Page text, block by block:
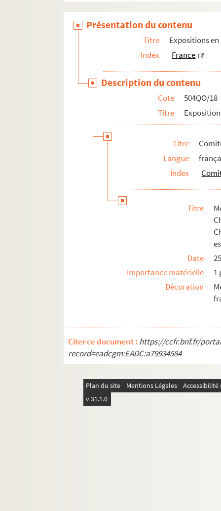
Présentation du contenu
Titre
Expositions
Index
France
Description du contenu
Cote
504QO/18
Titre
Titre
Langue
Index
Titre
Date
Importance matérielle
1
Décoration
Citer ce document : https://ccfr.bnf.fr/
record=eadcgm:EADC:a79934584
Plan du site Mentions Légales
v 31.1.0